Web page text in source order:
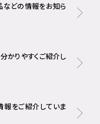
などの情報をお知ら
かりやすくご紹介し
報をご紹介していま